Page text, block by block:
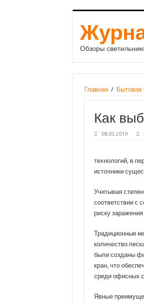
Обзоры
Главная / Бытовая
Как
08.03.2019
технологий, в
источники
Учитывая
соответствии с
риску
Традиционные
количество
были созданы
кран, что
среди офисных
Явные